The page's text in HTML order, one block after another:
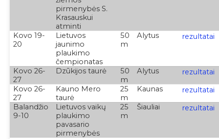
pirmenybės S.
Krasauskui
atminti
Kovo 19-
20
Lietuvos
jaunimo
plaukimo
čempionatas
50
m
Alytus rezultatai
Kovo 26-
27
Dzūkijos taurė
50
m
Alytus
rezultatai
Kovo 26-
27
Kauno Mero
taurė
25
m
Kaunas
rezultatai
Balandžio
9-10
Lietuvos vaikų
plaukimo
pavasario
pirmenybės
25
m
Šiauliai rezultatai